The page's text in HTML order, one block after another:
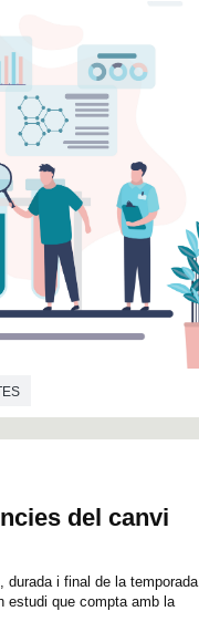
del canvi
durada i final de la temporada
estudi que compta amb la